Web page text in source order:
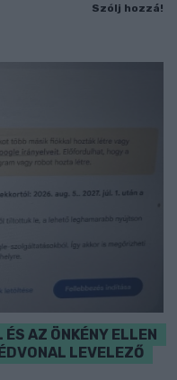
Szólj hozzá!
AZ ÖNKÉNY ELLEN
LEVELEZŐ